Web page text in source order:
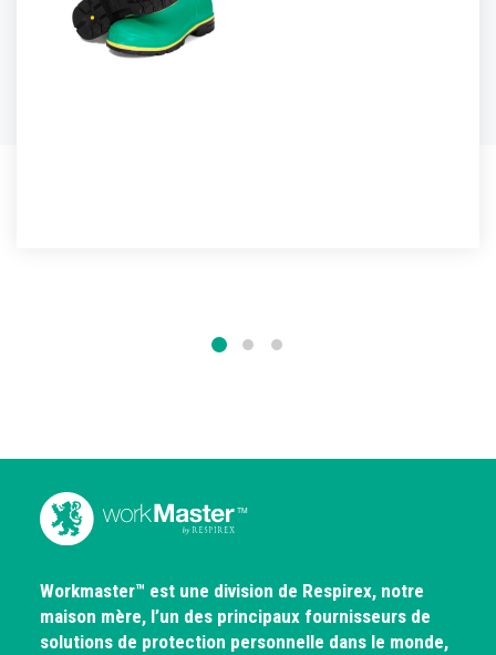
Workmaster™ est une division de Respirex, notre
maison mère, l’un des principaux fournisseurs de
solutions de protection personnelle dans le monde,